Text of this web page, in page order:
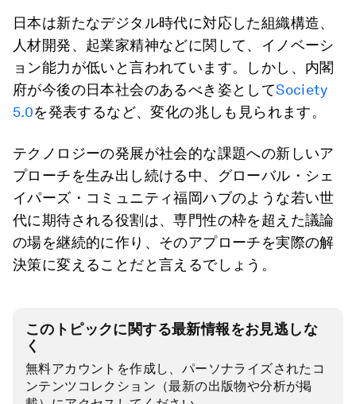
日本は新たなデジタル時代に対応した組織構造、
人材開発、起業家精神などに関して、イノベーシ
ョン能力が低いと言われています。しかし、内閣
府が今後の日本社会のあるべき姿としてSociety
5.0を発表するなど、変化の兆しも見られます。
テクノロジーの発展が社会的な課題への新しいア
プローチを生み出し続ける中、グローバル・シェ
イパーズ・コミュニティ福岡ハブのような若い世
代に期待される役割は、専門性の枠を超えた議論
の場を継続的に作り、そのアプローチを実際の解
決策に変えることだと言えるでしょう。
このトピックに関する最新情報をお見逃しな
く
無料アカウントを作成し、パーソナライズされたコ
ンテンツコレクション（最新の出版物や分析が掲